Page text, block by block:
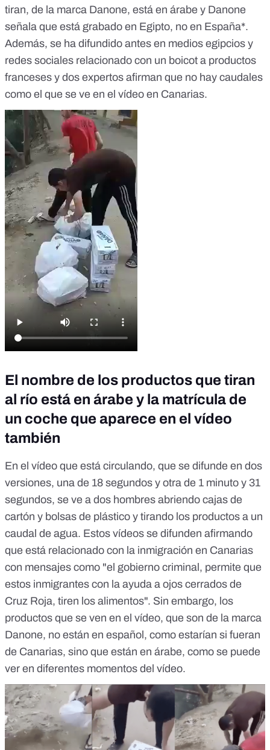
tiran, de la marca Danone, está en árabe y Danone
señala que está grabado en Egipto, no en España*.
Además, se ha difundido antes en medios egipcios y
redes sociales relacionado con un boicot a productos
franceses y dos expertos afirman que no hay caudales
como el que se ve en el vídeo en Canarias.
El nombre de los productos que tiran
al río está en árabe y la matrícula de
un coche que aparece en el vídeo
también
En el vídeo que está circulando, que se difunde en dos
versiones, una de 18 segundos y otra de 1 minuto y 31
segundos, se ve a dos hombres abriendo cajas de
cartón y bolsas de plástico y tirando los productos a un
caudal de agua. Estos vídeos se difunden afirmando
que está relacionado con la inmigración en Canarias
con mensajes como "el gobierno criminal, permite que
estos inmigrantes con la ayuda a ojos cerrados de
Cruz Roja, tiren los alimentos". Sin embargo, los
productos que se ven en el vídeo, que son de la marca
Danone, no están en español, como estarían si fueran
de Canarias, sino que están en árabe, como se puede
ver en diferentes momentos del vídeo.